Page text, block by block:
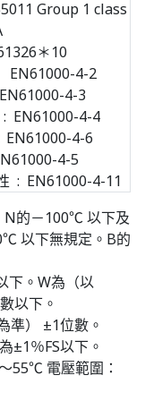
Group 1 class
＊10
EN61000-4-2
4-3
: EN61000-4-4
EN61000-4-6
4-5
: EN61000-4-11
N的－100℃ 以下及
以下無規定。B的
下。W為（以
以下。
） ±1位數。
±1％FS以下。
55℃ 電壓範圍：